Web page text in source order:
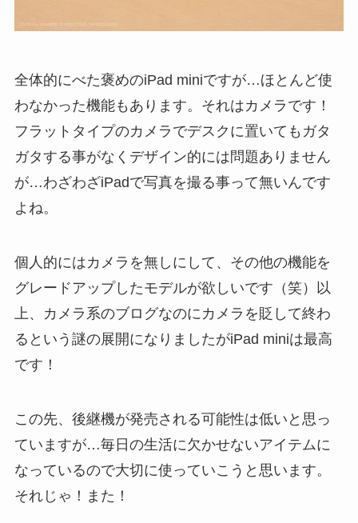
全体的にべた褒めのiPad miniですが…ほとんど使
わなかった機能もあります。それはカメラです！
フラットタイプのカメラでデスクに置いてもガタ
ガタする事がなくデザイン的には問題ありません
が…わざわざiPadで写真を撮る事って無いんです
よね。
個人的にはカメラを無しにして、その他の機能を
グレードアップしたモデルが欲しいです（笑）以
上、カメラ系のブログなのにカメラを貶して終わ
るという謎の展開になりましたがiPad miniは最高
です！
この先、後継機が発売される可能性は低いと思っ
ていますが…毎日の生活に欠かせないアイテムに
なっているので大切に使っていこうと思います。
それじゃ！また！